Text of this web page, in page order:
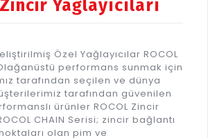
Yağlayıcıları
Özel Yağlayıcılar ROCOL
Olağanüstü performans sunmak için
tarafından seçilen ve dünya
tarafından güvenilen
ürünler ROCOL Zincir
CHAIN Serisi; zincir bağlantı
olan pim ve